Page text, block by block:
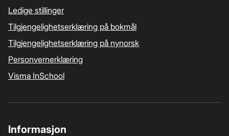
Ledige stillinger
Tilgjengelighetserklæring på bokmål
Tilgjengelighetserklæring på nynorsk
Personvernerklæring
Visma InSchool
Informasjon